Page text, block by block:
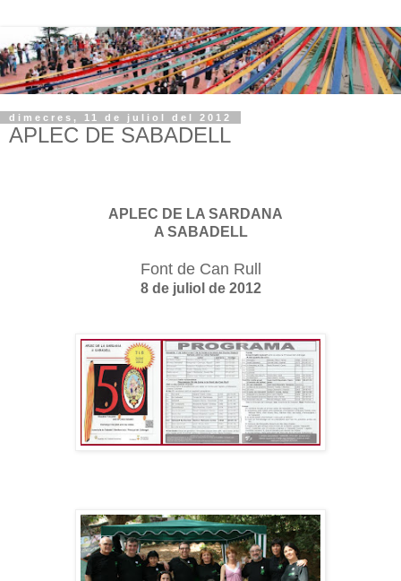
dimecres, 11 de juliol del 2012
APLEC DE SABADELL
APLEC DE LA SARDANA
A SABADELL
Font de Can Rull
8 de juliol de 2012